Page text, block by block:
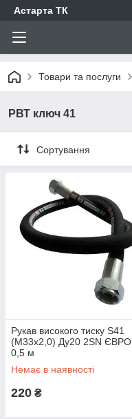
Астарта ТК
Товари та послуги
РВТ ключ 41
Сортування
Рукав високого тиску S41
(М33х2,0) Ду20 2SN ЄВРО
0,5 м
Немає в наявності
220 ₴